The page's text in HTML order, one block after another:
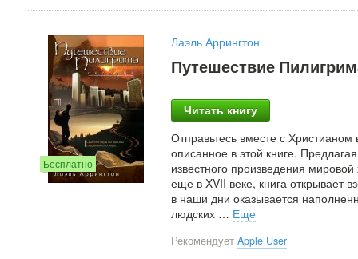
Бесплатно
Лаэль Аррингтон
Путешествие
Читать книгу
Отправьтесь вместе с
описанное в этой книге.
известного произведения
еще в XVII веке, книга открывает
в наши дни оказывается
людских … Еще
Рекомендует Apple User